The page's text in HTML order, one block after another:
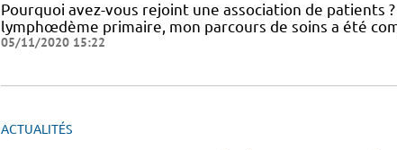
Pourquoi avez-vous rejoint une association de patients
lymphœdème primaire, mon parcours de soins a été
05/11/2020 15:22
ACTUALITÉS